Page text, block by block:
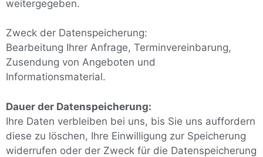
weitergegeben.
Zweck der Datenspeicherung:
Bearbeitung Ihrer Anfrage, Terminvereinbarung,
Zusendung von Angeboten und
Informationsmaterial.
Dauer der Datenspeicherung:
Ihre Daten verbleiben bei uns, bis Sie uns auffordern
diese zu löschen, Ihre Einwilligung zur Speicherung
widerrufen oder der Zweck für die Datenspeicherung